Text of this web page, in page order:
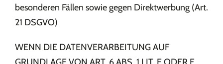
besonderen Fällen sowie gegen Direktwerbung (Art.
21 DSGVO)
WENN DIE DATENVERARBEITUNG AUF
GRUNDLAGE VON ART. 6 ABS. 1 LIT. E ODER F